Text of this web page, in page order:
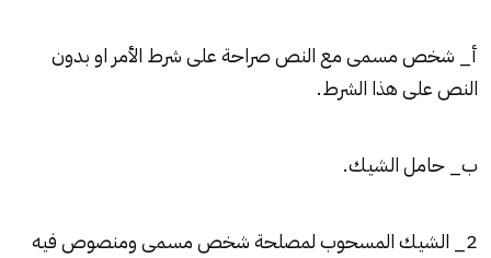
أ_ شخص مسمى مع النص صراحة على شرط الأمر او بدون
النص على هذا الشرط.
ب_ حامل الشيك.
2_ الشيك المسحوب لمصلحة شخص مسمى ومنصوص فيه